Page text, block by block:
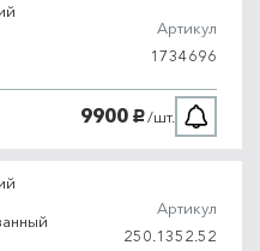
Артикул
1734696
9900 руб./шт.
Артикул
250.1352.52